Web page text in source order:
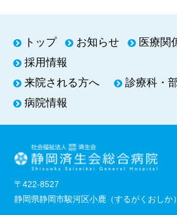
トップ お知らせ
医療関
採用情報
来院される方へ
診療科・
病院情報
〒422-8527
静岡県静岡市駿河区小鹿（するがくおしか